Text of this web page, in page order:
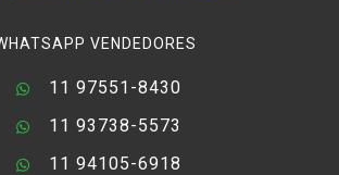
VENDEDORES
11 97551-8430
11 93738-5573
11 94105-6918